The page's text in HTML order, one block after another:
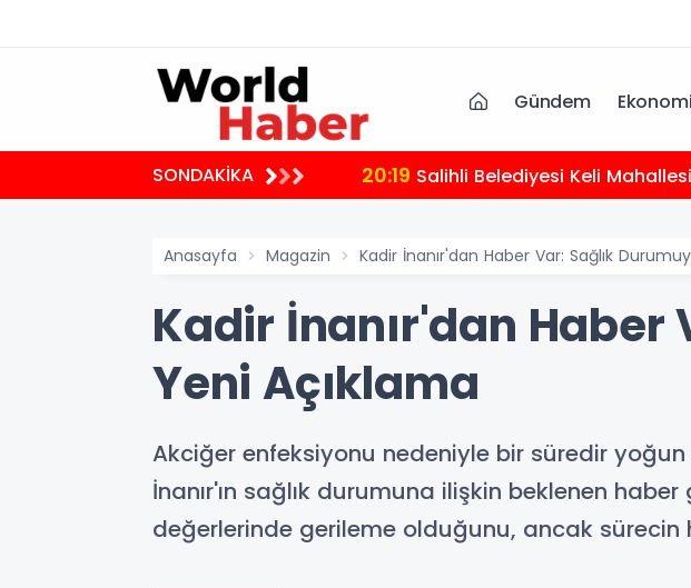
Gündem Ekonomi
SONDAKİKA 20:19 Salihli Belediyesi Keli
Anasayfa Magazin Kadir İnanır'dan Haber Var: Sağlık
Kadir İnanır'dan Haber
Yeni Açıklama
Akciğer enfeksiyonu nedeniyle bir süredir
İnanır'ın sağlık durumuna ilişkin beklenen
değerlerinde gerileme olduğunu, ancak